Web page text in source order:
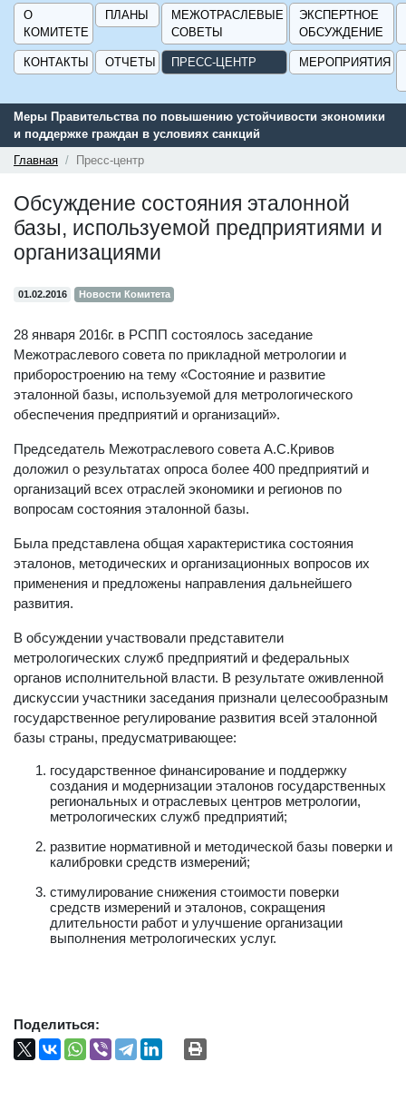
О
КОМИТЕТЕ
ПЛАНЫ
МЕЖОТРАСЛЕВЫЕ
СОВЕТЫ
ЭКСПЕРТНОЕ
ОБСУЖДЕНИЕ
КОНТАКТЫ ОТЧЕТЫ ПРЕСС-ЦЕНТР МЕРОПРИЯТИЯ
Меры Правительства по повышению устойчивости экономики
и поддержке граждан в условиях санкций
Главная
Пресс-центр
Обсуждение состояния эталонной
базы, используемой предприятиями и
организациями
01.02.2016 Новости Комитета
28 января 2016г. в РСПП состоялось заседание
Межотраслевого совета по прикладной метрологии и
приборостроению на тему «Состояние и развитие
эталонной базы, используемой для метрологического
обеспечения предприятий и организаций».
Председатель Межотраслевого совета А.С.Кривов
доложил о результатах опроса более 400 предприятий и
организаций всех отраслей экономики и регионов по
вопросам состояния эталонной базы.
Была представлена общая характеристика состояния
эталонов, методических и организационных вопросов их
применения и предложены направления дальнейшего
развития.
В обсуждении участвовали представители
метрологических служб предприятий и федеральных
органов исполнительной власти. В результате оживленной
дискуссии участники заседания признали целесообразным
государственное регулирование развития всей эталонной
базы страны, предусматривающее:
государственное финансирование и поддержку
создания и модернизации эталонов государственных
региональных и отраслевых центров метрологии,
метрологических служб предприятий;
развитие нормативной и методической базы поверки и
калибровки средств измерений;
стимулирование снижения стоимости поверки
средств измерений и эталонов, сокращения
длительности работ и улучшение организации
выполнения метрологических услуг.
Поделиться: